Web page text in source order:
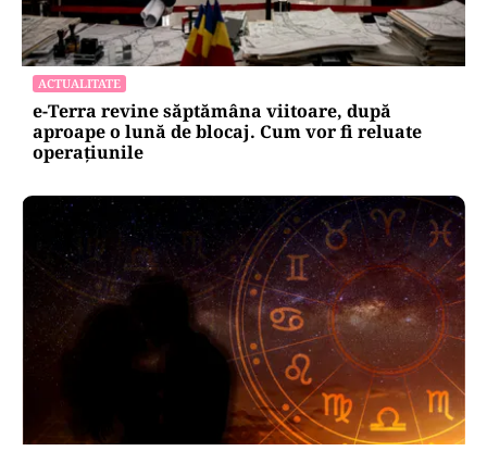
ACTUALITATE
e-Terra revine săptămâna viitoare, după
aproape o lună de blocaj. Cum vor fi reluate
operațiunile